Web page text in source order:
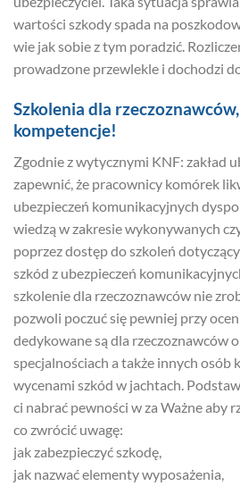
wartości szkody spada na
wie jak sobie z tym poradzić.
prowadzone przewlekle i dochodzi
Szkolenia dla
kompetencje!
Zgodnie z wytycznymi KNF: zakład
zapewnić, że pracownicy komórek
ubezpieczeń komunikacyjnych
wiedzą w zakresie wykonywanych
poprzez dostęp do szkoleń
szkód z ubezpieczeń
szkolenie dla rzeczoznawców nie
pozwoli poczuć się pewniej przy
dedykowane są dla rzeczoznawców
specjalnościach a także innych osób
wycenami szkód w jachtach.
ci nabrać pewności w za Ważne aby
co zwrócić uwagę:
jak zabezpieczyć szkodę,
jak nazwać elementy wyposażenia,